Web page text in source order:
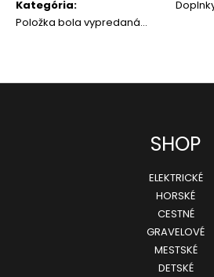
Kategória:
Položka bola vypredaná…
€
SHOP
ELEKTRICKÉ
HORSKÉ
CESTNÉ
GRAVELOVÉ
MESTSKÉ
DETSKÉ